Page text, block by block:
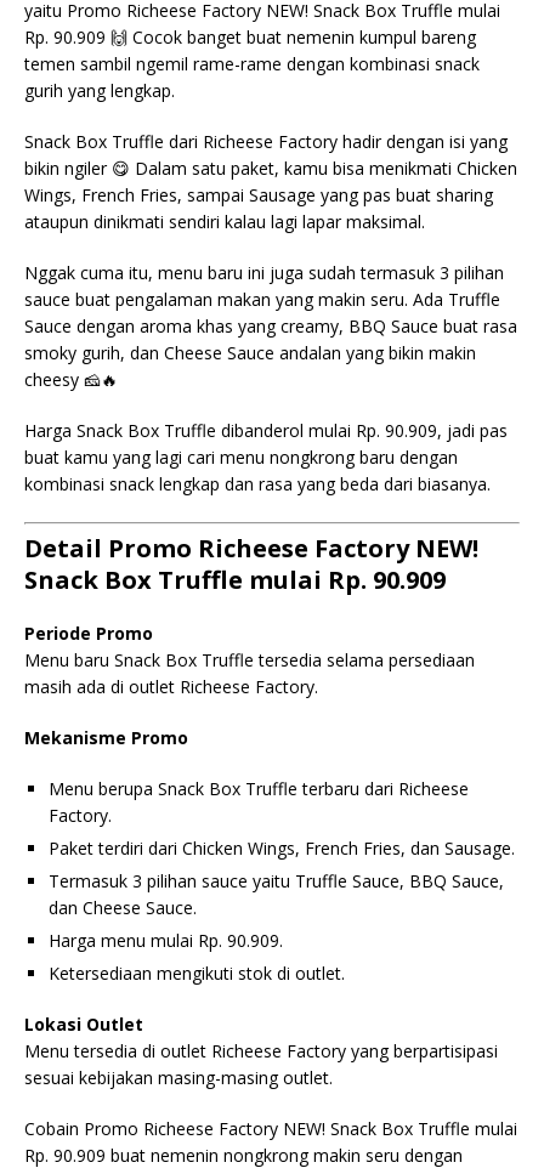
yaitu Promo Richeese Factory NEW! Snack Box Truffle mulai
Rp. 90.909 🙌 Cocok banget buat nemenin kumpul bareng
temen sambil ngemil rame-rame dengan kombinasi snack
gurih yang lengkap.
Snack Box Truffle dari Richeese Factory hadir dengan isi yang
bikin ngiler 😋 Dalam satu paket, kamu bisa menikmati Chicken
Wings, French Fries, sampai Sausage yang pas buat sharing
ataupun dinikmati sendiri kalau lagi lapar maksimal.
Nggak cuma itu, menu baru ini juga sudah termasuk 3 pilihan
sauce buat pengalaman makan yang makin seru. Ada Truffle
Sauce dengan aroma khas yang creamy, BBQ Sauce buat rasa
smoky gurih, dan Cheese Sauce andalan yang bikin makin
cheesy 🧀🔥
Harga Snack Box Truffle dibanderol mulai Rp. 90.909, jadi pas
buat kamu yang lagi cari menu nongkrong baru dengan
kombinasi snack lengkap dan rasa yang beda dari biasanya.
Detail Promo Richeese Factory NEW!
Snack Box Truffle mulai Rp. 90.909
Periode Promo
Menu baru Snack Box Truffle tersedia selama persediaan
masih ada di outlet Richeese Factory.
Mekanisme Promo
Menu berupa Snack Box Truffle terbaru dari Richeese
Factory.
Paket terdiri dari Chicken Wings, French Fries, dan Sausage.
Termasuk 3 pilihan sauce yaitu Truffle Sauce, BBQ Sauce,
dan Cheese Sauce.
Harga menu mulai Rp. 90.909.
Ketersediaan mengikuti stok di outlet.
Lokasi Outlet
Menu tersedia di outlet Richeese Factory yang berpartisipasi
sesuai kebijakan masing-masing outlet.
Cobain Promo Richeese Factory NEW! Snack Box Truffle mulai
Rp. 90.909 buat nemenin nongkrong makin seru dengan